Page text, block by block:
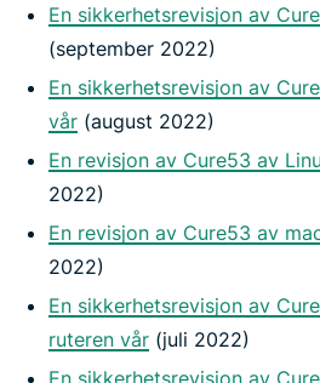
En sikkerhetsrevisjon av
(september 2022)
En sikkerhetsrevisjon av
vår (august 2022)
En revisjon av Cure53 av
2022)
En revisjon av Cure53 av
2022)
En sikkerhetsrevisjon av
ruteren vår (juli 2022)
En sikkerhetsrevisjon av